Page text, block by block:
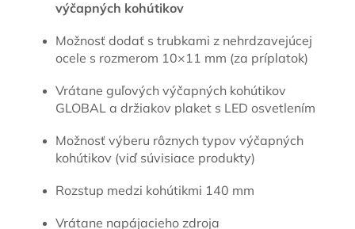
výčapných kohútikov
Možnosť dodať s trubkami z nehrdzavejúcej
ocele s rozmerom 10×11 mm (za príplatok)
Vrátane guľových výčapných kohútikov
GLOBAL a držiakov plaket s LED osvetlením
Možnosť výberu rôznych typov výčapných
kohútikov (viď súvisiace produkty)
Rozstup medzi kohútikmi 140 mm
Vrátane napájacieho zdroja